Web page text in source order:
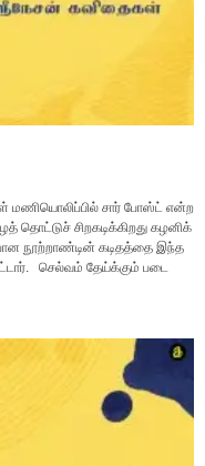
மணியொலிப்பில் சார் போஸ்ட் என்ற
தொட்டுச் சிறகடிக்கிறது கழனிக்
போன நூற்றாண்டின் கடிதத்தை இந்த
செல்வம் தேய்க்கும் படை